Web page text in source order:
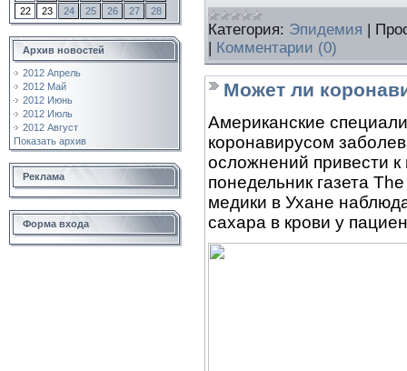
22
23 24 25 26 27 28
Архив новостей
2012 Апрель
2012 Май
2012 Июнь
2012 Июль
2012 Август
Показать архив
Реклама
Форма входа
Категория: Эпидемия
Комментарии (0)
Может ли
Американские
коронавирусом
осложнений привести к
понедельник газета
медики в Ухане
сахара в крови у